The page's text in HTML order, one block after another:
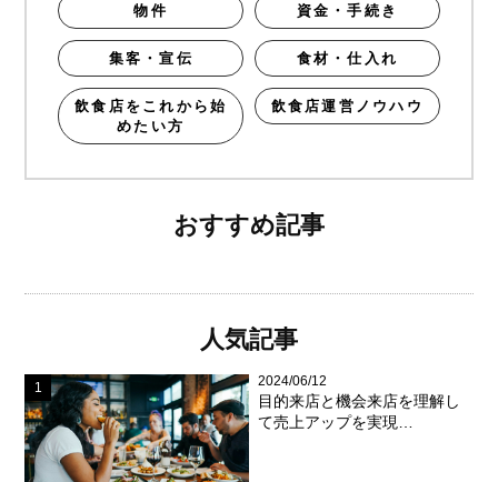
物件 資金・手続き
集客・宣伝 食材・仕入れ
飲食店をこれから始
めたい方
飲食店運営ノウハウ
おすすめ記事
人気記事
2024/06/12
目的来店と機会来店を理解し
て売上アップを実現…